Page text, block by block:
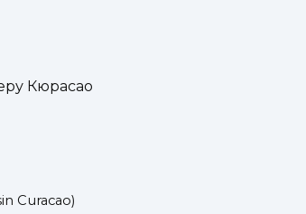
Кюрасао
Curacao)